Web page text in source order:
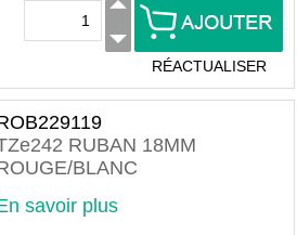
RÉACTUALISER
RUBAN 18MM
BLANC
savoir plus